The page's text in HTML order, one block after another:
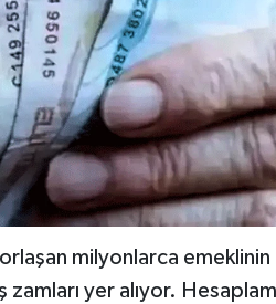
milyonlarca emeklinin
yer alıyor.